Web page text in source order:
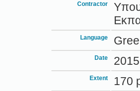
Contractor
Language
Date 2015
Extent 170